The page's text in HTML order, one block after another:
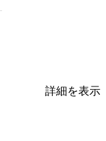
詳細を表示